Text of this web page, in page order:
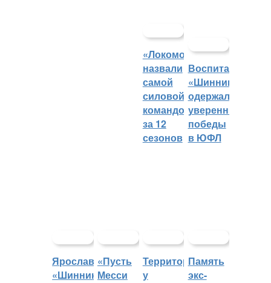
«Локомотив»
назвали
самой
силовой
командой
за 12
сезонов
Воспитанники
«Шинника»
одержали
уверенные
победы
в ЮФЛ
Ярославский
«Шинник»
«Пусть
Месси
Территорией
у
Память
экс-